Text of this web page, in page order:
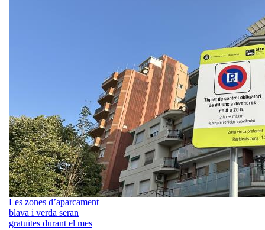
Les zones d’aparcament
blava i verda seran
gratuïtes durant el mes